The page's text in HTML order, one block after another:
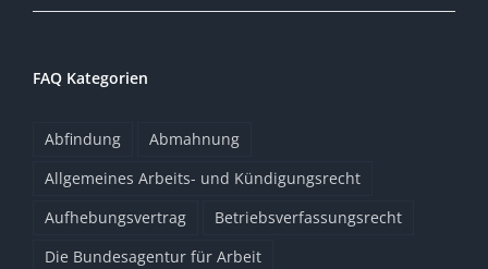
FAQ Kategorien
Abfindung
Abmahnung
Allgemeines Arbeits- und Kündigungsrecht
Aufhebungsvertrag
Betriebsverfassungsrecht
Die Bundesagentur für Arbeit